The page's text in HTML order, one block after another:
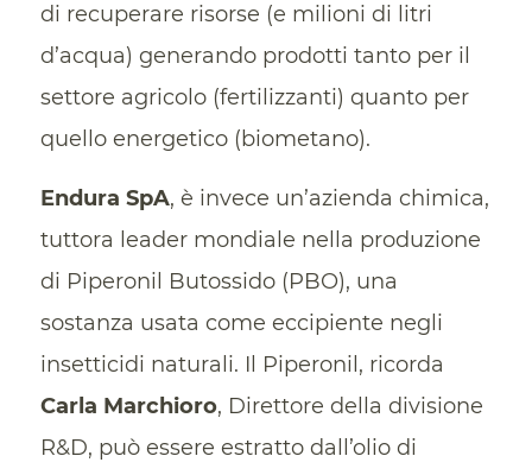
di recuperare risorse (e milioni di litri
d’acqua) generando prodotti tanto per il
settore agricolo (fertilizzanti) quanto per
quello energetico (biometano).
Endura SpA, è invece un’azienda chimica,
tuttora leader mondiale nella produzione
di Piperonil Butossido (PBO), una
sostanza usata come eccipiente negli
insetticidi naturali. Il Piperonil, ricorda
Carla Marchioro, Direttore della divisione
R&D, può essere estratto dall’olio di